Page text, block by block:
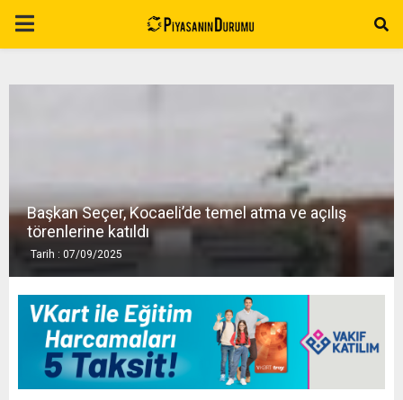
P
ABaşkan Seçer, Kocaeli’de temel atma ve açılış
törenlerine katıldı
Tarih : 07/09/2025